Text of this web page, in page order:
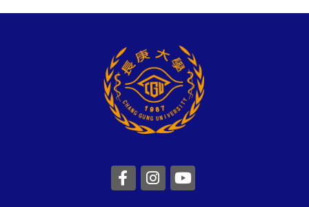
前往長庚大學facebook
前往長庚大學